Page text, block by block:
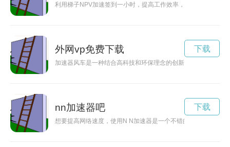
利用梯子NPV加速签到一小时，提高工作效率，节省时间成本。
外网vp免费下载
加速器风车是一种结合高科技和环保理念的创新设计，通过运
下载
nn加速器吧
想要提高网络速度，使用N N加速器是一个不错的选择。那么问
下载